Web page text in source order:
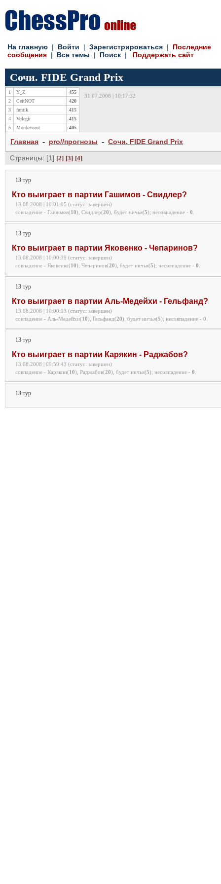
На главную | Войти | Зарегистрироваться | Последние
сообщения | Все темы | Поиск | Поддержать сайт
Сочи. FIDE Grand Prix
1 Y_Z
455
2
CeitNOT
420
3
funtik
415
4
Volegir
415
5
Mordovorot 405
31.07.2008 | 10:17:32
Главная - pro//прогнозы - Сочи. FIDE Grand Prix
Страницы: [1] [2] [3] [4]
13 тур
Кто выиграет в партии Гашимов - Свидлер?
13.08.2008 | 10:01:05 (статус: завершен)
совпадение - Гашимов(10), Свидлер(20), будет ничья(5); несовпадение - 0
13 тур
Кто выиграет в партии Яковенко - Чепаринов?
13.08.2008 | 10:00:39 (статус: завершен)
совпадение - Яковенко(10), Чепаринов(20), будет ничья(5); несовпадение - 0
13 тур
Кто выиграет в партии Аль-Медейхи - Гельфанд?
13.08.2008 | 10:00:13 (статус: завершен)
совпадение - Аль-Медейхи(10), Гельфанд(20), будет ничья(5); несовпадение - 0
13 тур
Кто выиграет в партии Карякин - Раджабов?
13.08.2008 | 09:59:43 (статус: завершен)
совпадение - Карякин(10), Раджабов(20), будет ничья(5); несовпадение - 0
13 тур